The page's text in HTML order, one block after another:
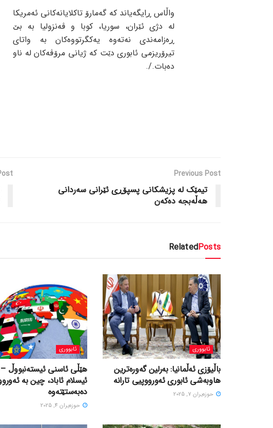
واڵاس ڕایگەیاند کە گەمارۆ تاکلایانەکانی ئەمریکا
لە دژی ئێران، سوریا، کوبا و ڤەنزولیا بە بێ
ڕەزامەندی نەتەوە یەکگرتووەکان بە واتای
تیرۆریزمی ئابوری دێت کە ژیانی مرۆڤەکان لە ناو
دەبات./.
Previous Post
تیمێک لە پزیشکانی پسپۆڕی ئێرانی سەردانی
هەڵەبجە دەکەن
RelatedPosts
ئابووری
باڵیۆزی ئەڵمانیا: بەرلین گەورەترین
هاوبەشی ئابوری ئەورووپیی تارانە
حوزه‌یران 7, 2025
ئابووری
هێڵی ئاسنی ئیستەنبووڵ –
ئیسلام ئاباد، چین بە
دەبەستێتەوە
حوزه‌یران 4, 2025